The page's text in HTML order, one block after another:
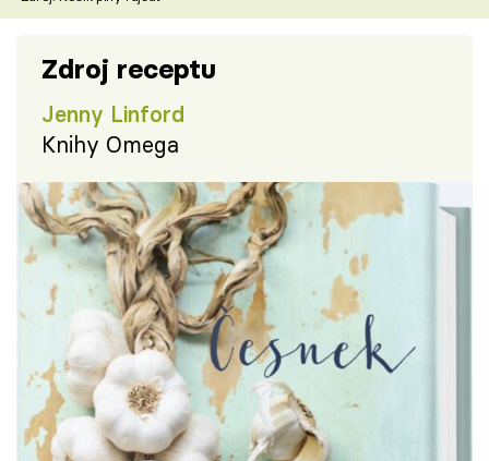
Zdroj receptu
Jenny Linford
Knihy Omega